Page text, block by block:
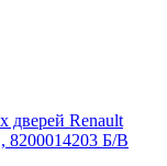
дверей Renault
8200014203 Б/В